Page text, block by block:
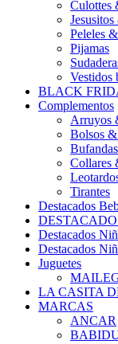
Culottes
Peleles
Pijamas
Vestidos
BLACK
Complementos
Arruyos
Bolsos
Collares
Tirantes
Destacados
Destacados
Destacados
Juguetes
LA CASITA
MARCAS
ANCAR